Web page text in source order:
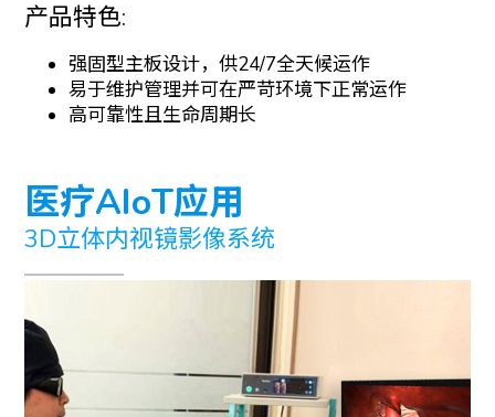
产品特色:
强固型主板设计，供24/7全天候运作
易于维护管理并可在严苛环境下正常运作
高可靠性且生命周期长
医疗AIoT应用
3D立体内视镜影像系统